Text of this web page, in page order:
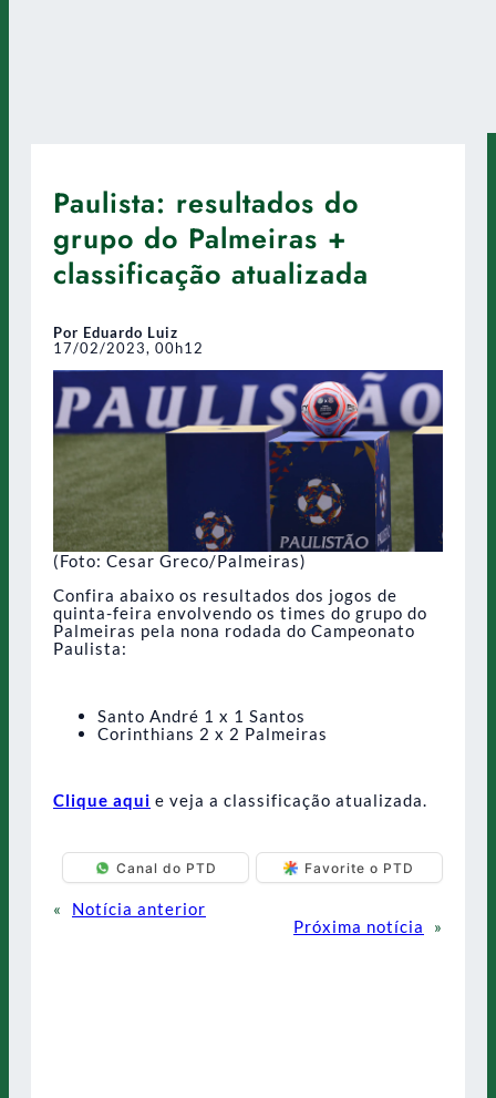
Paulista: resultados do
grupo do Palmeiras +
classificação atualizada
Por Eduardo Luiz
17/02/2023, 00h12
(Foto: Cesar Greco/Palmeiras)
Confira abaixo os resultados dos jogos de
quinta-feira envolvendo os times do grupo do
Palmeiras pela nona rodada do Campeonato
Paulista:
Santo André 1 x 1 Santos
Corinthians 2 x 2 Palmeiras
Clique aqui e veja a classificação atualizada.
Canal do PTD Favorite o PTD
«
Notícia anterior
Próxima notícia
»